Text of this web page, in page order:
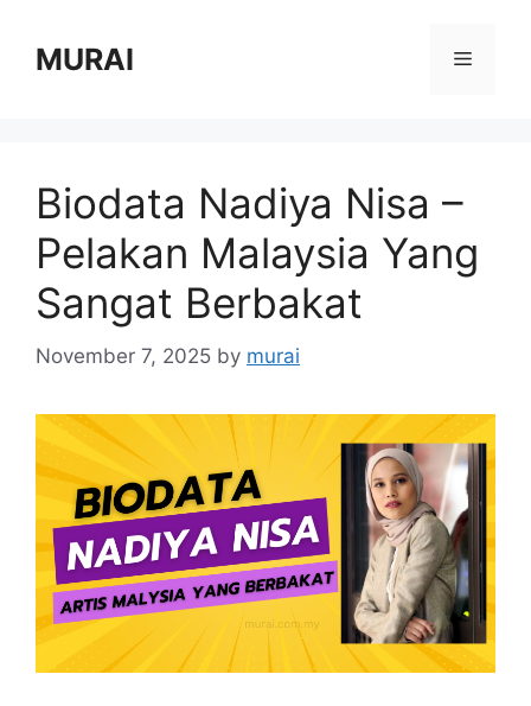
contentMURAI Menu
Biodata Nadiya Nisa –
Pelakan Malaysia Yang
Sangat Berbakat
November 7, 2025 by murai